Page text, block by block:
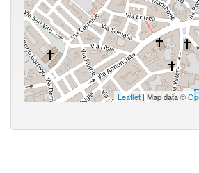
Leaflet | Map data ©